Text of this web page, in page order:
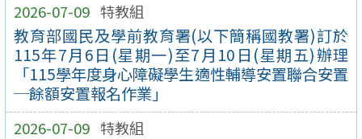
2026-07-09 特教組
教育部國民及學前教育署(以下簡稱國教署)訂於
115年7月6日(星期一)至7月10日(星期五)辦理
「115學年度身心障礙學生適性輔導安置聯合安置
─餘額安置報名作業」
2026-07-09 特教組